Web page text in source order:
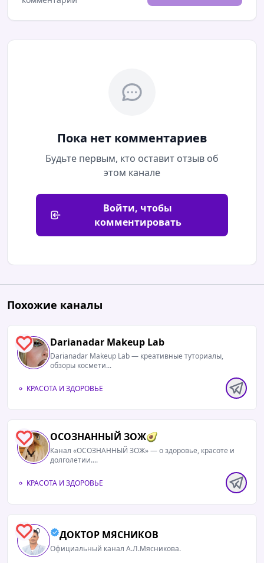
Пока нет комментариев
Будьте первым, кто оставит отзыв об
этом канале
Войти, чтобы
комментировать
Похожие каналы
0 Darianadar Makeup Lab
Darianadar Makeup Lab — креативные туториалы,
обзоры космети...
КРАСОТА И ЗДОРОВЬЕ
0 ОСОЗНАННЫЙ ЗОЖ🥑
Канал «ОСОЗНАННЫЙ ЗОЖ» — о здоровье, красоте и
долголетии....
КРАСОТА И ЗДОРОВЬЕ
0 ДОКТОР МЯСНИКОВ
Официальный канал А.Л.Мясникова.